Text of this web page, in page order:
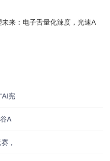
来：电子舌量化辣度，光速A
宪
A
，